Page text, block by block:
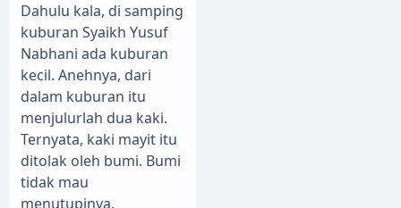
Dahulu kala, di samping
kuburan Syaikh Yusuf
Nabhani ada kuburan
kecil. Anehnya, dari
dalam kuburan itu
menjulurlah dua kaki.
Ternyata, kaki mayit itu
ditolak oleh bumi. Bumi
tidak mau
menutupinya.